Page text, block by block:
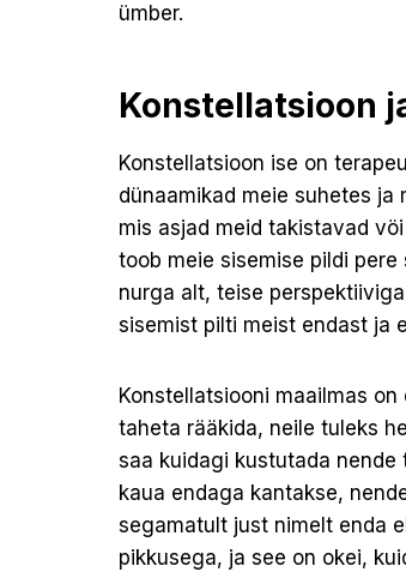
ümber.
Konstellatsioon
Konstellatsioon ise on
dünaamikad meie suhetes ja
mis asjad meid takistavad
toob meie sisemise pildi
nurga alt, teise
sisemist pilti meist endast ja
Konstellatsiooni maailmas
taheta rääkida, neile tuleks
saa kuidagi kustutada nende
kaua endaga kantakse,
segamatult just nimelt enda
pikkusega, ja see on okei,